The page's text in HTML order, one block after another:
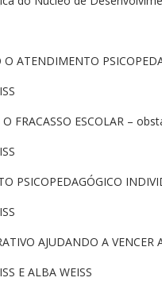
ATENDIMENTO
FRACASSO ESCOLAR –
PSICOPEDAGÓGICO
AJUDANDO A
E ALBA WEISS